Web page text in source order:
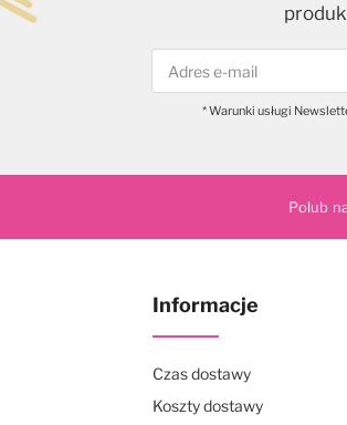
* Warunki usługi
Polub
Informacje
Czas dostawy
Koszty dostawy